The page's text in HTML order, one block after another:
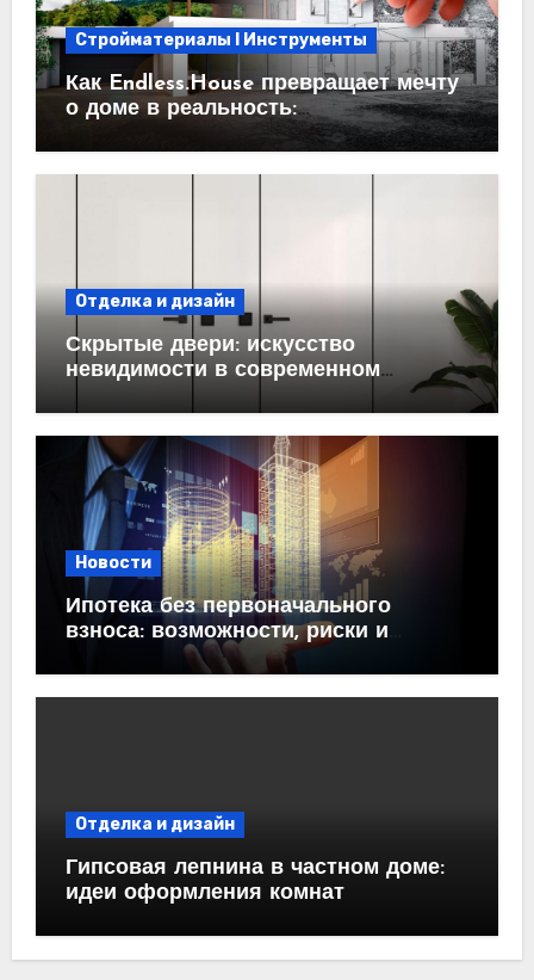
Стройматериалы l Инструменты
Как Endless.House превращает мечту
о доме в реальность:
проектирование под ключ
Отделка и дизайн
Скрытые двери: искусство
невидимости в современном
Новости
Ипотека без первоначального
взноса: возможности, риски и
практические рекомендации<
Отделка и дизайн
Гипсовая лепнина в частном доме:
идеи оформления комнат